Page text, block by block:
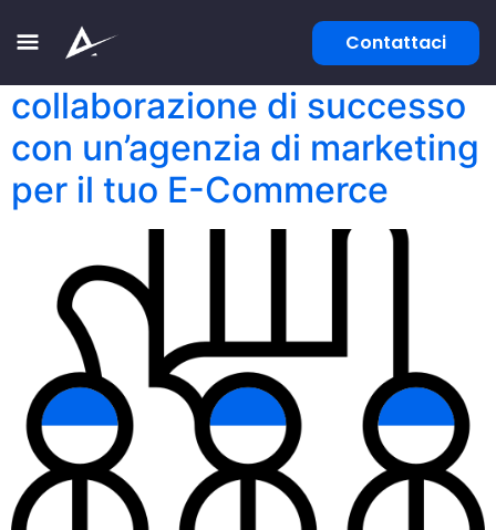
Contattaci
5 consigli per una
collaborazione di successo
con un’agenzia di marketing
per il tuo E-Commerce